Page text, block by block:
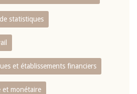
statistiques
et établissements financiers
et monétaire